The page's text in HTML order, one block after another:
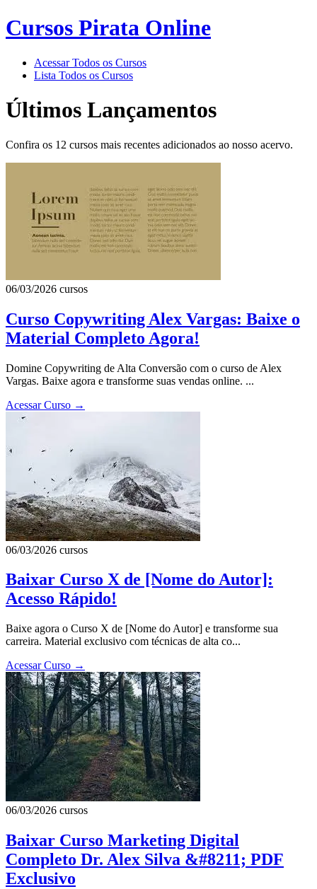
Cursos Pirata Online
Acessar Todos os Cursos
Lista Todos os Cursos
Últimos Lançamentos
Confira os 12 cursos mais recentes adicionados ao nosso acervo.
06/03/2026 cursos
Curso Copywriting Alex Vargas: Baixe o
Material Completo Agora!
Domine Copywriting de Alta Conversão com o curso de Alex
Vargas. Baixe agora e transforme suas vendas online. ...
Acessar Curso →
06/03/2026 cursos
Baixar Curso X de [Nome do Autor]:
Acesso Rápido!
Baixe agora o Curso X de [Nome do Autor] e transforme sua
carreira. Material exclusivo com técnicas de alta co...
Acessar Curso →
06/03/2026 cursos
Baixar Curso Marketing Digital
Completo Dr. Alex Silva &#8211; PDF
Exclusivo